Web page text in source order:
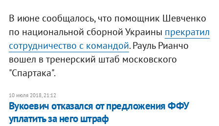
В июне сообщалось, что помощник Шевченко
по национальной сборной Украины прекратил
сотрудничество с командой. Рауль Рианчо
вошел в тренерский штаб московского
"Спартака".
10 июля 2018, 21:12
Вукоевич отказался от предложения ФФУ
уплатить за него штраф